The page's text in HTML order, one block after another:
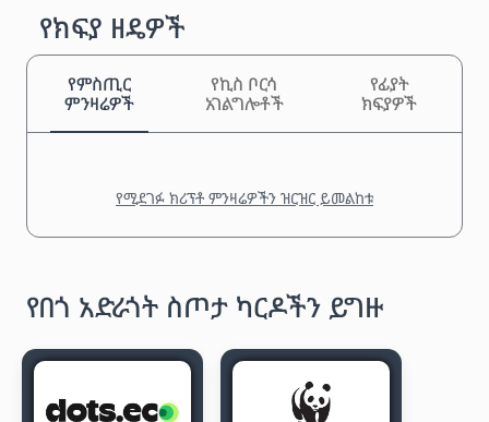
የክፍያ ዘዴዎች
የምስጢር
ምንዛሬዎች
የኪስ ቦርሳ
አገልግሎቶች
የፊያት
ክፍያዎች
የሚደገፉ ክሪፕቶ ምንዛሬዎችን ዝርዝር ይመልከቱ
የበጎ አድራጎት ስጦታ ካርዶችን ይግዙ